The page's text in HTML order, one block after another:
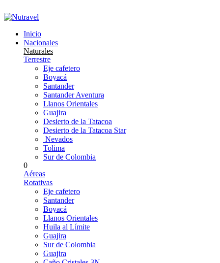
Inicio
Nacionales
Naturales
Terrestre
Eje cafetero
Boyacá
Santander
Santander Aventura
Llanos Orientales
Guajira
Desierto de la Tatacoa
Desierto de la Tatacoa Star
Nevados
Tolima
Sur de Colombia
0
Aéreas
Rotativas
Eje cafetero
Santander
Boyacá
Llanos Orientales
Huila al Límite
Guajira
Sur de Colombia
Guajira